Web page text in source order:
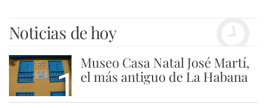
Noticias de hoy
1
Museo Casa Natal José Martí,
el más antiguo de La Habana